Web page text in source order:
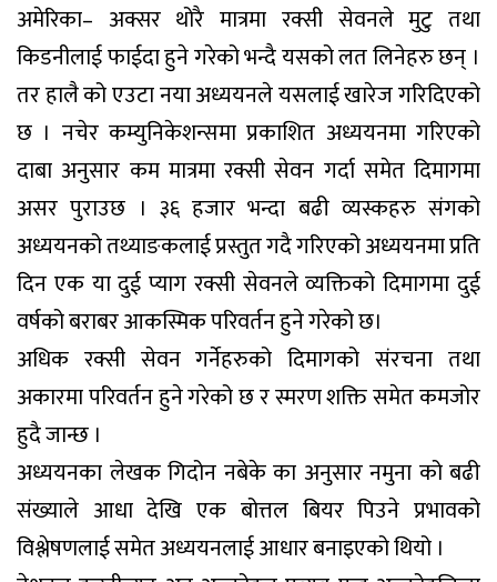
अमेरिका– अक्सर थोरै मात्रमा रक्सी सेवनले मुटु तथा
किडनीलाई फाईदा हुने गरेको भन्दै यसको लत लिनेहरु छन् ।
तर हालै को एउटा नया अध्ययनले यसलाई खारेज गरिदिएको
छ । नचेर कम्युनिकेशन्समा प्रकाशित अध्ययनमा गरिएको
दाबा अनुसार कम मात्रमा रक्सी सेवन गर्दा समेत दिमागमा
असर पुराउछ । ३६ हजार भन्दा बढी व्यस्कहरु संगको
अध्ययनको तथ्याङकलाई प्रस्तुत गदै गरिएको अध्ययनमा प्रति
दिन एक या दुई प्याग रक्सी सेवनले व्यक्तिको दिमागमा दुई
वर्षको बराबर आकस्मिक परिवर्तन हुने गरेको छ।
अधिक रक्सी सेवन गर्नेहरुको दिमागको संरचना तथा
अकारमा परिवर्तन हुने गरेको छ र स्मरण शक्ति समेत कमजोर
हुदै जान्छ ।
अध्ययनका लेखक गिदोन नबेके का अनुसार नमुना को बढी
संख्याले आधा देखि एक बोत्तल बियर पिउने प्रभावको
विश्लेषणलाई समेत अध्ययनलाई आधार बनाइएको थियो ।